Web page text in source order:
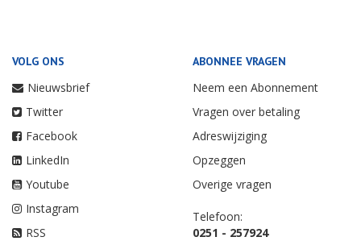
VOLG ONS
Nieuwsbrief
Twitter
Facebook
LinkedIn
Youtube
Instagram
RSS
ABONNEE VRAGEN
Neem een Abonnement
Vragen over betaling
Adreswijziging
Opzeggen
Overige vragen
Telefoon:
0251 - 257924